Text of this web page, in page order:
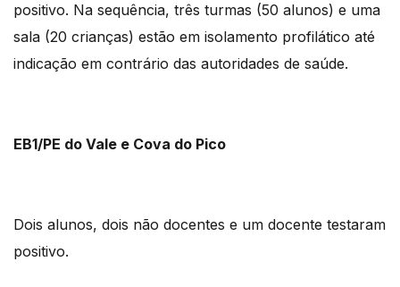
positivo. Na sequência, três turmas (50 alunos) e uma
sala (20 crianças) estão em isolamento profilático até
indicação em contrário das autoridades de saúde.
EB1/PE do Vale e Cova do Pico
Dois alunos, dois não docentes e um docente testaram
positivo.